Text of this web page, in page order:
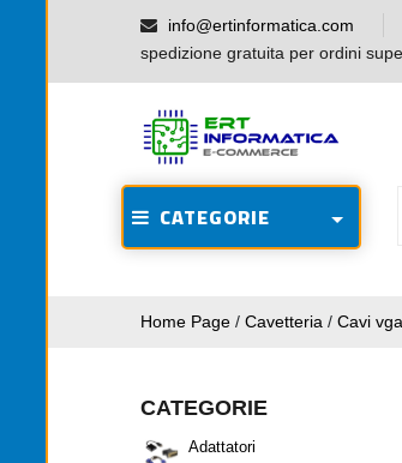
info@ertinformatica.com
spedizione gratuita per ordini
CATEGORIE
Home Page / Cavetteria / Cavi vga
CATEGORIE
Adattatori